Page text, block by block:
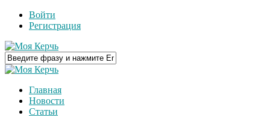
Войти
Регистрация
Главная
Новости
Статьи